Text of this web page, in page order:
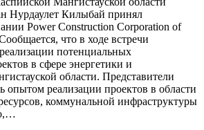
Нурдаулет Килыбай принял
Power Construction Corporation of
что в ходе встречи
потенциальных
в сфере энергетики и
области. Представители
опытом реализации проектов в области
коммунальной инфраструктуры